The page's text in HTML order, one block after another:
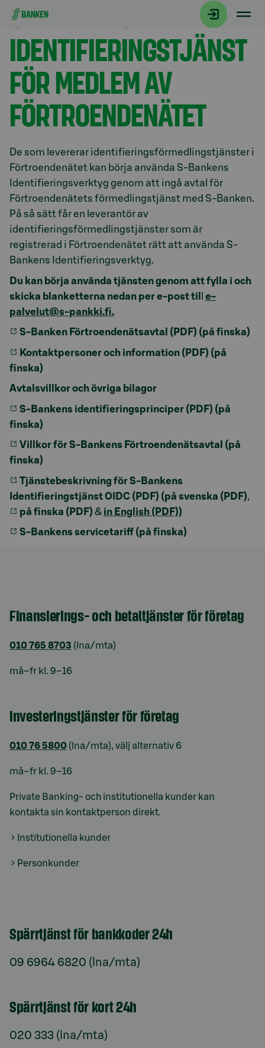
Gå direkt till innehållet
S-BANKENS
IDENTIFIERINGSTJÄNST
FÖR MEDLEM AV
FÖRTROENDENÄTET
De som levererar identifieringsförmedlingstjänster i
Förtroendenätet kan börja använda S-Bankens
Identifieringsverktyg genom att ingå avtal för
Förtroendenätets förmedlingstjänst med S-Banken.
På så sätt får en leverantör av
identifieringsförmedlingstjänster som är
registrerad i Förtroendenätet rätt att använda S-
Bankens Identifieringsverktyg.
Du kan börja använda tjänsten genom att fylla i och
skicka blanketterna nedan per e-post til
e-
palvelut@s-pankki.fi.
S-Banken Förtroendenätsavtal (PDF) (på finska)
Kontaktpersoner och information (PDF) (på
finska)
Avtalsvillkor och övriga bilagor
S-Bankens identifieringsprinciper (PDF) (på
finska)
Villkor för S-Bankens Förtroendenätsavtal (på
finska)
Tjänstebeskrivning för S-Bankens
Identifieringstjänst OIDC (PDF) (på svenska (PDF),
på finska (PDF) & in English (PDF))
S-Bankens servicetariff (på finska)
Finansierings- och betaltjänster för företag
010 765 8703 (lna/mta)
må–fr kl. 9–16
Investeringstjänster för företag
010 76 5800 (lna/mta), välj alternativ 6
må–fr kl. 9–16
Private Banking- och institutionella kunder kan
kontakta sin kontaktperson direkt.
Institutionella kunder
Personkunder
Spärrtjänst för bankkoder 24h
09 6964 6820 (lna/mta)
Spärrtjänst för kort 24h
020 333 (lna/mta)